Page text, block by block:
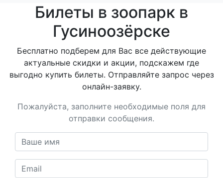
Билеты в зоопарк в
Гусиноозёрске
Бесплатно подберем для Вас все действующие
актуальные скидки и акции, подскажем где
выгодно купить билеты. Отправляйте запрос через
онлайн-заявку.
Пожалуйста, заполните необходимые поля для
отправки сообщения.